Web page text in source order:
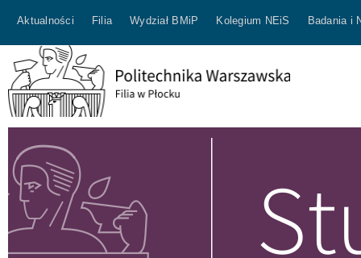
Aktualności Filia Wydział BMiP Kolegium NEiS Badania i